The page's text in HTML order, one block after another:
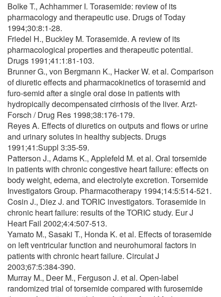
Bolke T., Achhammer I. Torasemide: review of its
pharmacology and therapeutic use. Drugs of Today
1994;30:8:1-28.
Friedel H., Buckley M. Torasemide. A review of its
pharmacological properties and therapeutic potential.
Drugs 1991;41:1:81-103.
Brunner G., von Bergmann K., Hacker W. et al. Comparison
of diuretic effects and pharmacokinetics of torasemid and
furo-semid after a single oral dose in patients with
hydropically decompensated cirrhosis of the liver. Arzt-
Forsch / Drug Res 1998;38:176-179.
Reyes A. Effects of diuretics on outputs and flows or urine
and urinary solutes in healthy subjects. Drugs
1991;41:Suppl 3:35-59.
Patterson J., Adams K., Applefeld M. et al. Oral torsemide
in patients with chronic congestive heart failure: effects on
body weight, edema, and electrolyte excretion. Torsemide
Investigators Group. Pharmacotherapy 1994;14:5:514-521.
Cosin J., Diez J. and TORIC investigators. Torasemide in
chronic heart failure: results of the TORIC study. Eur J
Heart Fail 2002;4:4:507-513.
Yamato M., Sasaki T., Honda K. et al. Effects of torasemide
on left ventricular function and neurohumoral factors in
patients with chronic heart failure. Circulat J
2003;67:5:384-390.
Murray M., Deer M., Ferguson J. et al. Open-label
randomized trial of torsemide compared with furosemide